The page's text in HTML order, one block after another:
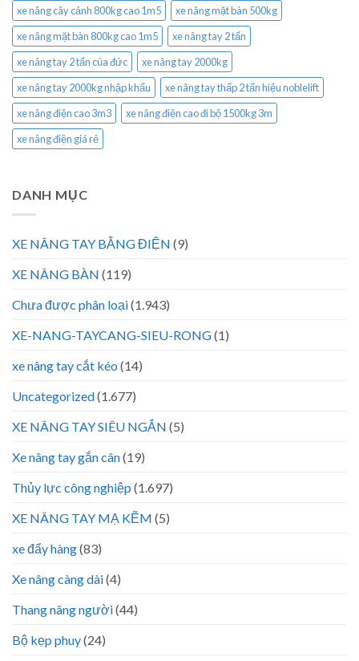
xe nâng cây cảnh 800kg cao 1m5
xe nâng mặt bàn 500kg
xe nâng mặt bàn 800kg cao 1m5
xe nâng tay 2 tấn
xe nâng tay 2 tấn của đức
xe nâng tay 2000kg
xe nâng tay 2000kg nhập khẩu
xe nâng tay thấp 2 tấn hiệu noblelift
xe nâng điện cao 3m3
xe nâng điện cao đi bộ 1500kg 3m
xe nâng điện giá rẻ
DANH MỤC
XE NÂNG TAY BẰNG ĐIỆN (9)
XE NÂNG BÀN (119)
Chưa được phân loại(1.943)
XE-NANG-TAYCANG-SIEU-RONG(1)
xe nâng tay cắt kéo (14)
Uncategorized(1.677)
XE NÂNG TAY SIÊU NGẮN (5)
Xe nâng tay gắn cân(19)
Thủy lực công nghiệp (1.697)
XE NÂNG TAY MẠ KẼM (5)
xe đẩy hàng(83)
Xe nâng càng dài(4)
Thang nâng người(44)
Bộ kẹp phuy(24)